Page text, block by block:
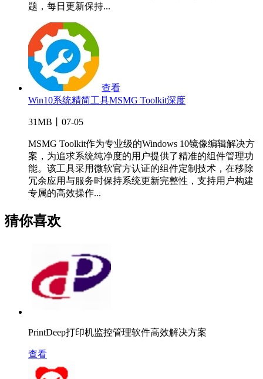
题，每日更新保持...
查看
Win10系统精简工具MSMG Toolkit深度
31MB丨07-05
MSMG Toolkit作为专业级的Windows 10镜像编辑解决方
案，为追求系统纯净度的用户提供了精准的组件管理功
能。该工具采用微软官方认证的组件定制技术，在移除
冗余应用与服务时保持系统更新完整性，支持用户构建
专属的高效操作...
猜你喜欢
PrintDeep打印机监控管理软件高效解决方案
查看